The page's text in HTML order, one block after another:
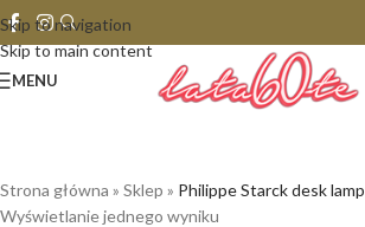
Skip to navigation
Skip to main content
MENU
Strona główna » Sklep » Philippe Starck desk lamp
Wyświetlanie jednego wyniku